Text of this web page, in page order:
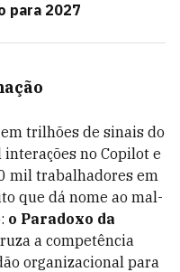
para 2027
trilhões de sinais do
no Copilot e
mil trabalhadores em
que dá nome ao mal-
o Paradoxo da
a competência
organizacional para